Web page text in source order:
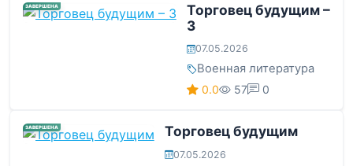
ЗАВЕРШЕНА
Торговец будущим –
3
07.05.2026
Военная литература
0.0 57 0
ЗАВЕРШЕНА Торговец будущим
07.05.2026